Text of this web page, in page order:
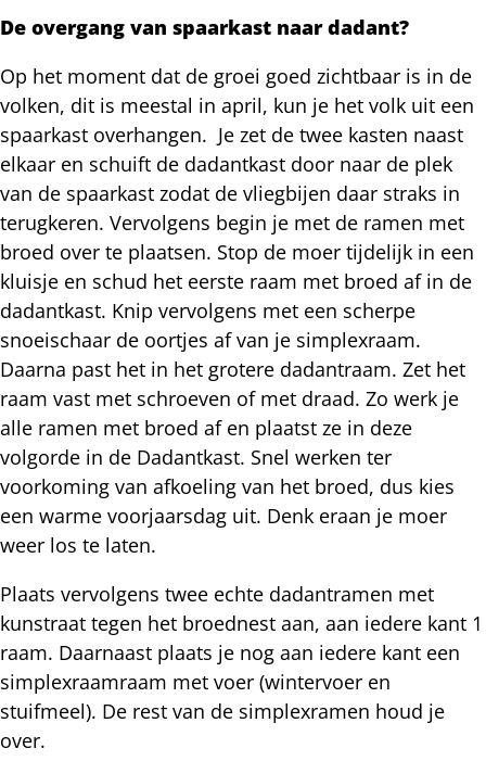
De overgang van spaarkast naar dadant?
Op het moment dat de groei goed zichtbaar is in de
volken, dit is meestal in april, kun je het volk uit een
spaarkast overhangen. Je zet de twee kasten naast
elkaar en schuift de dadantkast door naar de plek
van de spaarkast zodat de vliegbijen daar straks in
terugkeren. Vervolgens begin je met de ramen met
broed over te plaatsen. Stop de moer tijdelijk in een
kluisje en schud het eerste raam met broed af in de
dadantkast. Knip vervolgens met een scherpe
snoeischaar de oortjes af van je simplexraam.
Daarna past het in het grotere dadantraam. Zet het
raam vast met schroeven of met draad. Zo werk je
alle ramen met broed af en plaatst ze in deze
volgorde in de Dadantkast. Snel werken ter
voorkoming van afkoeling van het broed, dus kies
een warme voorjaarsdag uit. Denk eraan je moer
weer los te laten.
Plaats vervolgens twee echte dadantramen met
kunstraat tegen het broednest aan, aan iedere kant 1
raam. Daarnaast plaats je nog aan iedere kant een
simplexraamraam met voer (wintervoer en
stuifmeel). De rest van de simplexramen houd je
over.